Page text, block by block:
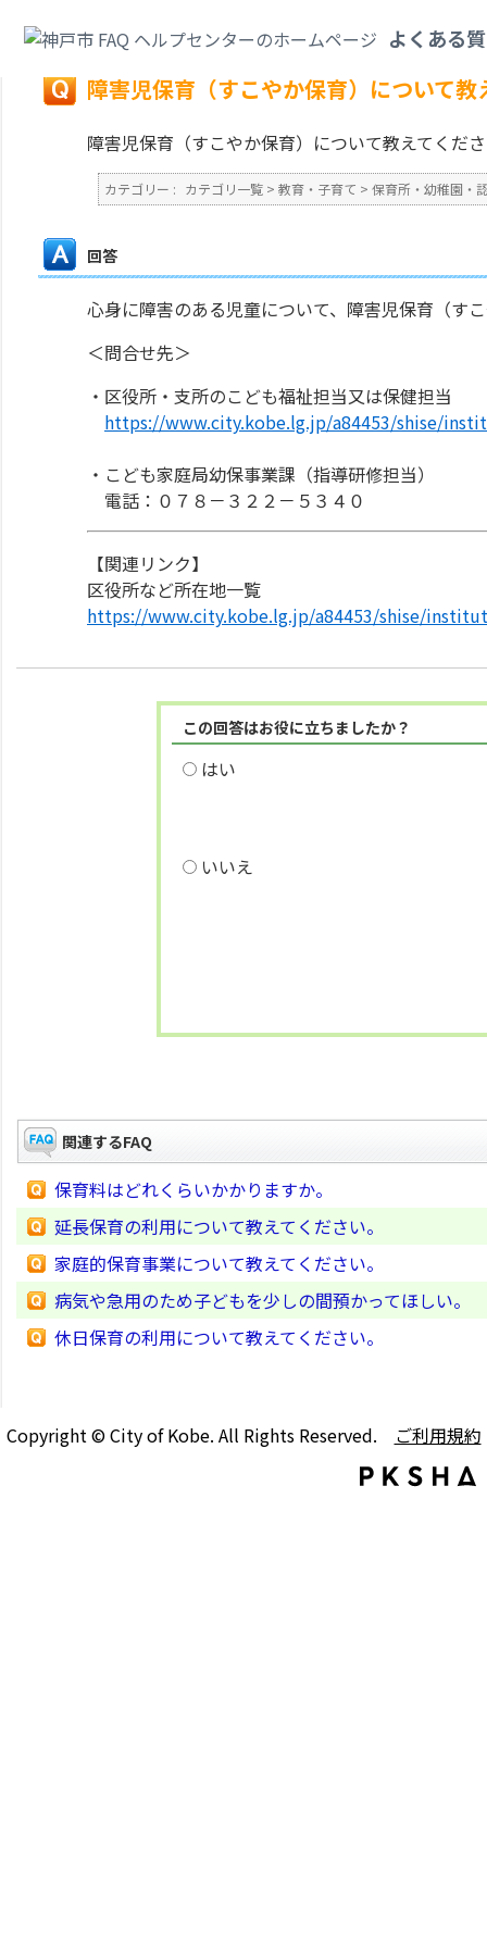
よくある
戻る
障害児保育（すこやか保育）について教
障害児保育（すこやか保育）について教えてくだ
カテゴリー : カテゴリ一覧 > 教育・子育て > 保育所・幼稚園・
回答
心身に障害のある児童について、障害児保育（す
＜問合せ先＞
・区役所・支所のこども福祉担当又は保健担当
https://www.city.kobe.lg.jp/a84453/shise/
・こども家庭局幼保事業課（指導研修担当）
電話：０７８－３２２－５３４０
【関連リンク】
区役所など所在地一覧
https://www.city.kobe.lg.jp/a84453/shise/
この回答はお役に立ちましたか？
はい
いいえ
関連するFAQ
保育料はどれくらいかかりますか。
延長保育の利用について教えてください。
家庭的保育事業について教えてください。
病気や急用のため子どもを少しの間預かってほしい。
休日保育の利用について教えてください。
Copyright © City of Kobe. All Rights Reserved. ご利用規約